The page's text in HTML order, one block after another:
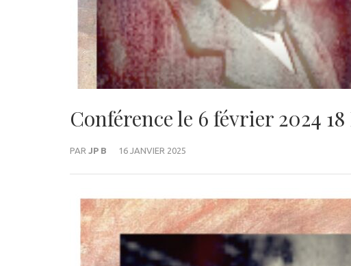
Conférence le 6 février 2024
PAR JP B 16 JANVIER 2025